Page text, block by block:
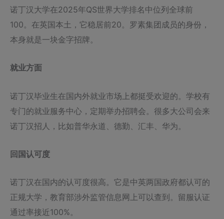
诺丁汉大学在2025年QS世界大学排名中位列全球前
100。在英国本土，它稳居前20。罗素集团成员的身份，
本身就是一块金字招牌。
就业方面
诺丁汉毕业生在国内外就业市场上都挺受欢迎的。学校有
专门的就业服务中心，定期举办招聘会。很多大公司会来
诺丁汉招人，比如普华永道、德勤、汇丰、华为。
回国认可度
诺丁汉在国内的认可度很高。它是中英两国政府都认可的
正规大学，教育部涉外监管信息网上可以查到。留服认证
通过率接近100%。